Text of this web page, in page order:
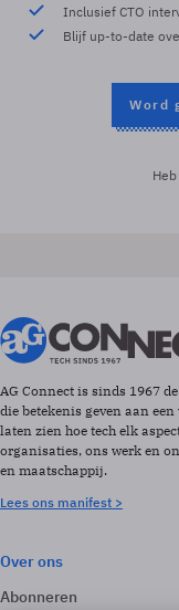
Inclusief CTO
Blijf up-to-date
Word
AG Connect is sinds 1967
die betekenis geven aan
laten zien hoe tech elk
organisaties, ons werk en
en maatschappij.
Lees ons manifest >
Over ons
Abonneren